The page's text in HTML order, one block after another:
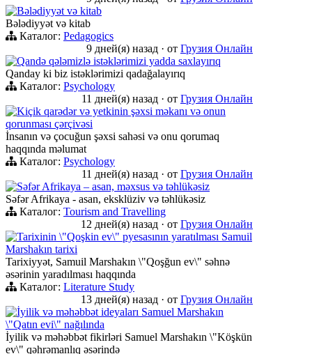
Bələdiyyət və kitab
Bələdiyyət və kitab
Каталог: Pedagogics
9 дней(я) назад · от Грузия Онлайн
Qandə qələmizlə istəklərimizi yadda saxlayırıq
Qanday ki biz istəklərimizi qadağalayırıq
Каталог: Psychology
11 дней(я) назад · от Грузия Онлайн
Kiçik qarədər və yetkinin şəxsi məkanı və onun
qorunması çərçivəsi
İnsanın və çocuğun şəxsi sahəsi və onu qorumaq
haqqında məlumat
Каталог: Psychology
11 дней(я) назад · от Грузия Онлайн
Səfər Afrikaya – asan, məxsus və təhlükəsiz
Səfər Afrikaya - asan, eksklüziv və təhlükəsiz
Каталог: Tourism and Travelling
12 дней(я) назад · от Грузия Онлайн
Tarixinin \"Qoşkin ev\" pyesasının yaratılması Samuil
Marshakın tarixi
Tarixiyyət, Samuil Marshakın \"Qoşğun ev\" səhnə
əsərinin yaradılması haqqında
Каталог: Literature Study
13 дней(я) назад · от Грузия Онлайн
İyilik və məhəbbət ideyaları Samuel Marshakın
\"Qatın evi\" nağılında
İyilik və məhəbbət fikirləri Samuel Marshakın \"Köşkün
ev\" qəhrəmanlıq əsərində